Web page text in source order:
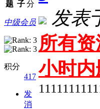
题 子 分
中级会员
积分
417
发
消
发表
所有
小时